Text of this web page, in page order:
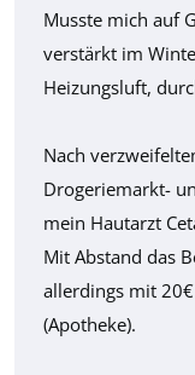
Musste mich auf
verstärkt im
Heizungsluft,
Nach
Drogeriemarkt-
mein Hautarzt
Mit Abstand das
allerdings mit
(Apotheke).